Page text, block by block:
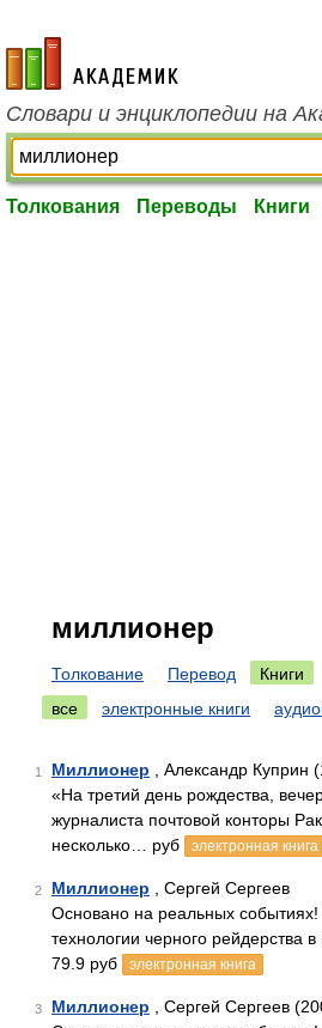
academic.ru
Словари и энциклопедии на
Толкования Переводы Книги
миллионер
Толкование Перевод
Книги
все
электронные книги
1 Миллионер , Александр Куприн
«На третий день рождества,
журналиста почтовой конторы
несколько… руб
электронная книга
2 Миллионер , Сергей Сергеев
Основано на реальных
технологии черного рейдерства
79.9 руб
электронная книга
3 Миллионер , Сергей Сергеев